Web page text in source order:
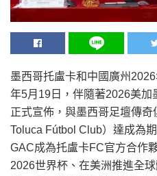
墨西哥托盧卡和中國廣州
年5月19日，伴隨著2026美加
正式宣佈 ，與墨西哥足壇傳
Toluca Fútbol Club）達成為
GAC成為托盧卡FC官方合作
2026世界杯、在美洲推進全